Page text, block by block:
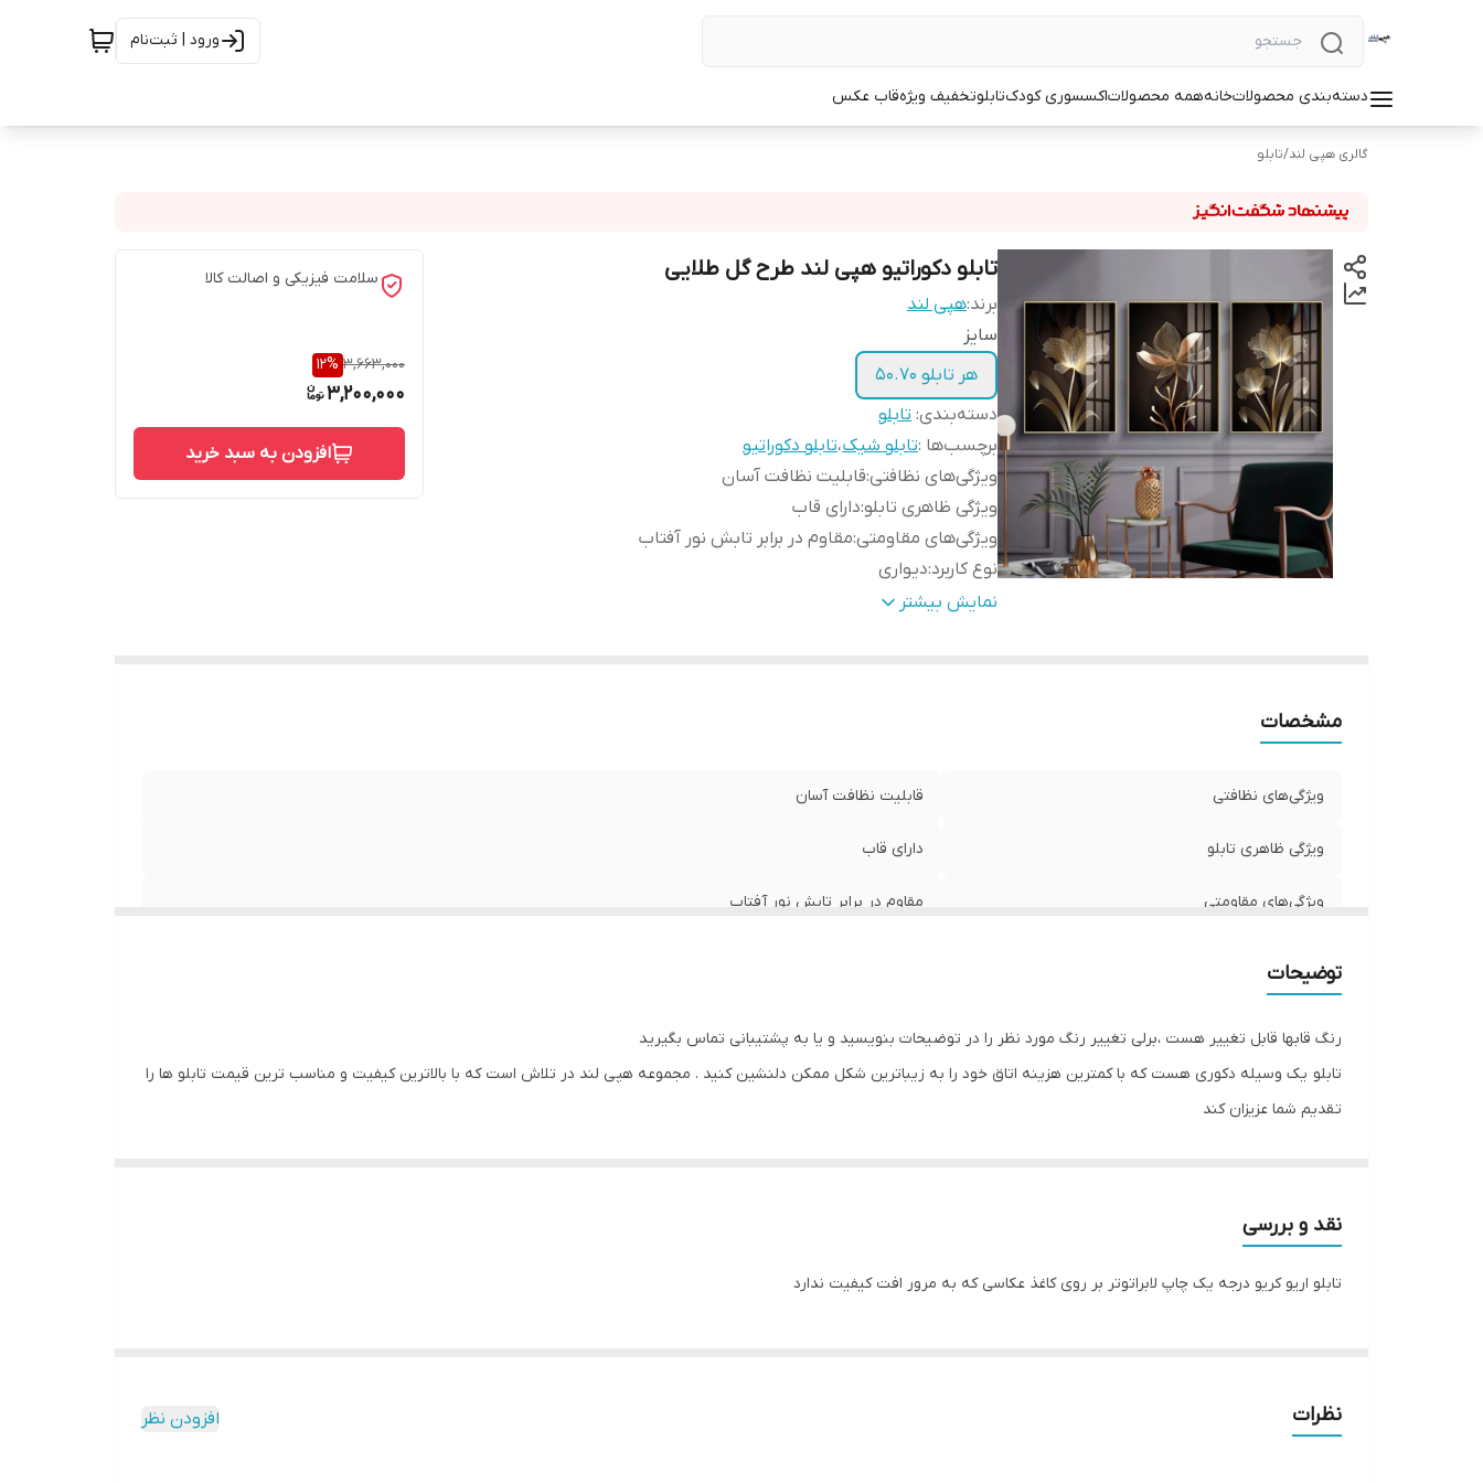
ورود | ثبت‌نام
دسته‌بندی محصولاتخانههمه محصولاتاکسسوری کودکتابلوتخفیف ویژهقاب عکس
گالری هپی لند/تابلو
تابلو دکوراتیو هپی لند طرح گل طلایی
برند:هپی لند
سایز
هر تابلو 50.70
دسته‌بندی: تابلو
برچسب‌ها :تابلو شیک،تابلو دکوراتیو
ویژگی‌های نظافتی:قابلیت نظافت آسان
ویژگی ظاهری تابلو:دارای قاب
ویژگی‌های مقاومتی:مقاوم در برابر تابش نور آفتاب
نوع کاربرد:دیواری
جنس پی وی سی
نمایش بیشتر
سلامت فیزیکی و اصالت کالا
3,663,000
12%
3,200,000
افزودن به سبد خرید
مشخصات
ویژگی‌های نظافتی قابلیت نظافت آسان
ویژگی ظاهری تابلو دارای قاب
ویژگی‌های مقاومتی مقاوم در برابر تابش نور آفتاب
توضیحات
رنگ قابها قابل تغییر هست ،برلی تغییر رنگ مورد نظر را در توضیحات بنویسید و یا به پشتیبانی تماس بگیرید
تابلو یک وسیله دکوری هست که با کمترین هزینه اتاق خود را به زیباترین شکل ممکن دلنشین کنید . مجموعه هپی لند در تلاش است که با بالاترین کیفیت و مناسب ترین قیمت تابلو ها را
تقدیم شما عزیزان کند
نقد و بررسی
تابلو اریو کریو درجه یک چاپ لابراتوتر بر روی کاغذ عکاسی که به مرور افت کیفیت ندارد
نظرات افزودن نظر